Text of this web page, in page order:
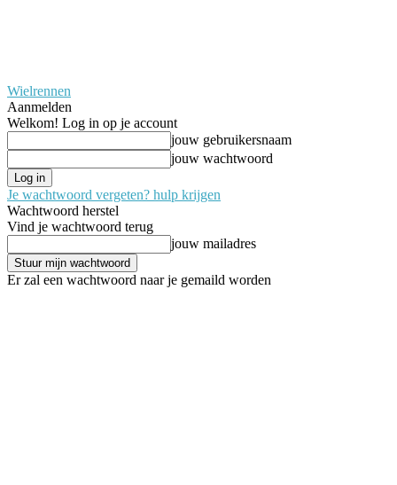
Wielrennen
Aanmelden
Welkom! Log in op je account
jouw gebruikersnaam
jouw wachtwoord
Je wachtwoord vergeten? hulp krijgen
Wachtwoord herstel
Vind je wachtwoord terug
jouw mailadres
Er zal een wachtwoord naar je gemaild worden